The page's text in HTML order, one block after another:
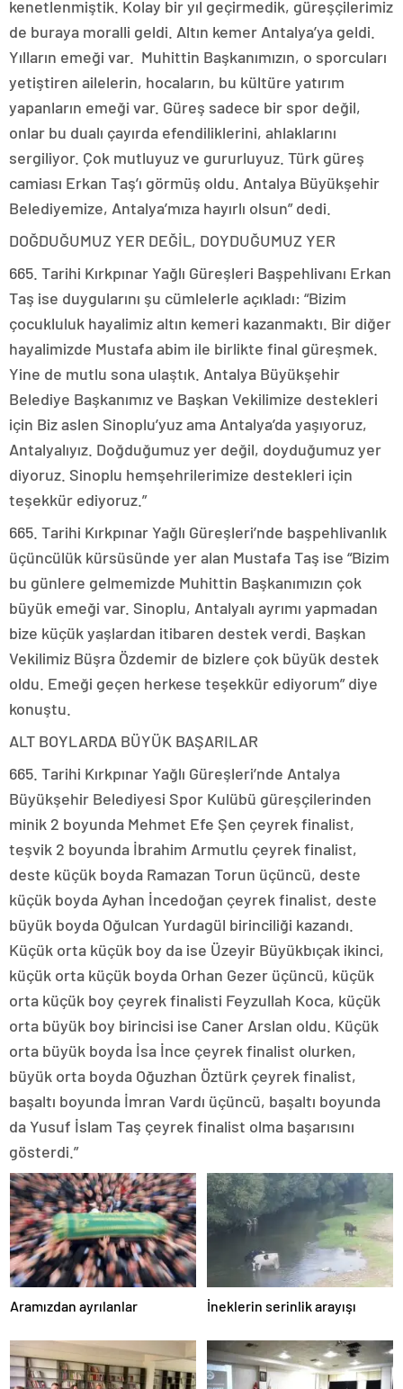
kenetlenmiştik. Kolay bir yıl geçirmedik, güreşçilerimiz
de buraya moralli geldi. Altın kemer Antalya’ya geldi.
Yılların emeği var. Muhittin Başkanımızın, o sporcuları
yetiştiren ailelerin, hocaların, bu kültüre yatırım
yapanların emeği var. Güreş sadece bir spor değil,
onlar bu dualı çayırda efendiliklerini, ahlaklarını
sergiliyor. Çok mutluyuz ve gururluyuz. Türk güreş
camiası Erkan Taş’ı görmüş oldu. Antalya Büyükşehir
Belediyemize, Antalya’mıza hayırlı olsun” dedi.
DOĞDUĞUMUZ YER DEĞİL, DOYDUĞUMUZ YER
665. Tarihi Kırkpınar Yağlı Güreşleri Başpehlivanı Erkan
Taş ise duygularını şu cümlelerle açıkladı: “Bizim
çocukluluk hayalimiz altın kemeri kazanmaktı. Bir diğer
hayalimizde Mustafa abim ile birlikte final güreşmek.
Yine de mutlu sona ulaştık. Antalya Büyükşehir
Belediye Başkanımız ve Başkan Vekilimize destekleri
için Biz aslen Sinoplu’yuz ama Antalya’da yaşıyoruz,
Antalyalıyız. Doğduğumuz yer değil, doyduğumuz yer
diyoruz. Sinoplu hemşehrilerimize destekleri için
teşekkür ediyoruz.”
665. Tarihi Kırkpınar Yağlı Güreşleri’nde başpehlivanlık
üçüncülük kürsüsünde yer alan Mustafa Taş ise “Bizim
bu günlere gelmemizde Muhittin Başkanımızın çok
büyük emeği var. Sinoplu, Antalyalı ayrımı yapmadan
bize küçük yaşlardan itibaren destek verdi. Başkan
Vekilimiz Büşra Özdemir de bizlere çok büyük destek
oldu. Emeği geçen herkese teşekkür ediyorum” diye
konuştu.
ALT BOYLARDA BÜYÜK BAŞARILAR
665. Tarihi Kırkpınar Yağlı Güreşleri’nde Antalya
Büyükşehir Belediyesi Spor Kulübü güreşçilerinden
minik 2 boyunda Mehmet Efe Şen çeyrek finalist,
teşvik 2 boyunda İbrahim Armutlu çeyrek finalist,
deste küçük boyda Ramazan Torun üçüncü, deste
küçük boyda Ayhan İncedoğan çeyrek finalist, deste
büyük boyda Oğulcan Yurdagül birinciliği kazandı.
Küçük orta küçük boy da ise Üzeyir Büyükbıçak ikinci,
küçük orta küçük boyda Orhan Gezer üçüncü, küçük
orta küçük boy çeyrek finalisti Feyzullah Koca, küçük
orta büyük boy birincisi ise Caner Arslan oldu. Küçük
orta büyük boyda İsa İnce çeyrek finalist olurken,
büyük orta boyda Oğuzhan Öztürk çeyrek finalist,
başaltı boyunda İmran Vardı üçüncü, başaltı boyunda
da Yusuf İslam Taş çeyrek finalist olma başarısını
gösterdi.”
Aramızdan ayrılanlar İneklerin serinlik arayışı